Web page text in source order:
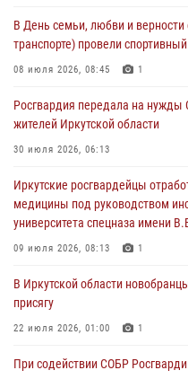
При силовой поддержке СОБР
30 июля 2026, 04:19
В честь 10-летия Росгвардии
в ведомстве
29 июля 2026, 03:44
В День семьи, любви и
транспорте) провели
08 июля 2026, 08:45 1
Росгвардия передала на
жителей Иркутской области
30 июля 2026, 06:13
Иркутские росгвардейцы
медицины под руководством
университета спецназа имени
09 июля 2026, 08:13 1
В Иркутской области
присягу
22 июля 2026, 01:00 1
При содействии СОБР